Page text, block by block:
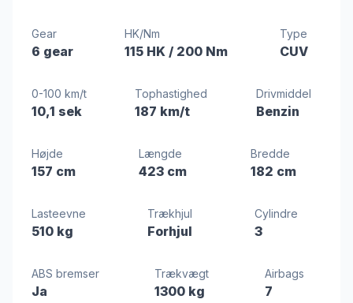
Gear
6 gear
HK/Nm
115 HK / 200 Nm
Type
CUV
0-100 km/t
10,1 sek
Tophastighed
187 km/t
Drivmiddel
Benzin
Højde
157 cm
Længde
423 cm
Bredde
182 cm
Lasteevne
510 kg
Trækhjul
Forhjul
Cylindre
3
ABS bremser
Ja
Trækvægt
1300 kg
Airbags
7